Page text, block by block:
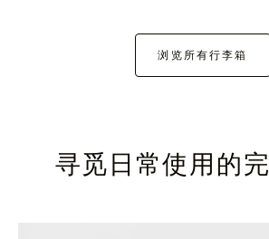
浏览所有行李箱
寻觅日常使用的